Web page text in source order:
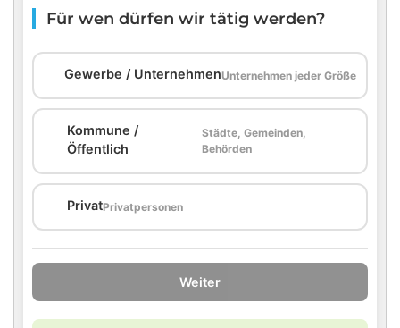
Für wen dürfen wir tätig werden?
Gewerbe / UnternehmenUnternehmen jeder Größe
Kommune /
Öffentlich
Städte, Gemeinden,
Behörden
PrivatPrivatpersonen
Weiter